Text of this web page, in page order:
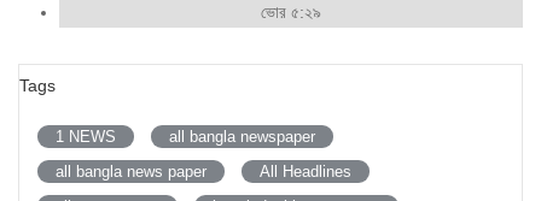
ভোর ৫:২৯
Tags
1 NEWS
all bangla newspaper
all bangla news paper
All Headlines